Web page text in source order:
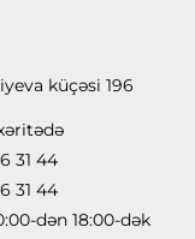
küçəsi 196
31 44
31 44
dən 18:00-dək